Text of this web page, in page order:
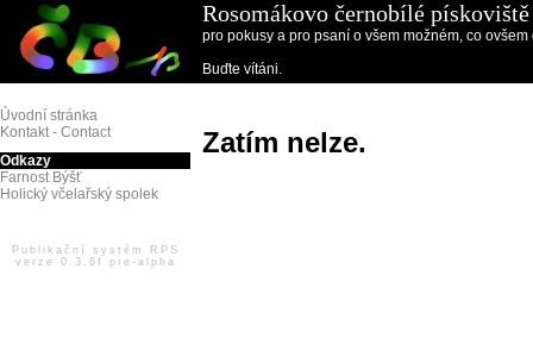
Rosomákovo černobílé pískoviště
pro pokusy a pro psaní o všem možném, co
Buďte vítáni.
Úvodní stránka
Kontakt - Contact
Odkazy
Farnost Býšť
Holický včelařský spolek
Publikační systém RPS
verze 0.3.6f pre-alpha
Zatím nelze.